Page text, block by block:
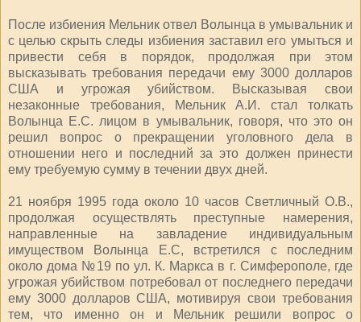
После избиения Мельник отвел Волынца в умывальник и
с целью скрыть следы избиения заставил его умыться и
привести себя в порядок, продолжая при этом
высказывать требования передачи ему 3000 долларов
США и угрожая убийством. Высказывая свои
незаконные требования, Мельник А.И. стал толкать
Волынца Е.С. лицом в умывальник, говоря, что это он
решил вопрос о прекращении уголовного дела в
отношении него и последний за это должен принести
ему требуемую сумму в течении двух дней.
21 ноября 1995 года около 10 часов Светличный О.В.,
продолжая осуществлять преступные намерения,
направленные на завладение индивидуальным
имуществом Волынца Е.С, встретился с последним
около дома №19 по ул. К. Маркса в г. Симферополе, где
угрожая убийством потребовал от последнего передачи
ему 3000 долларов США, мотивируя свои требования
тем, что именно он и Мельник решили вопрос о